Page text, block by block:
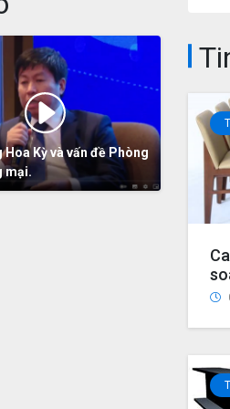
Kỳ và vấn đề Phòng
mại.